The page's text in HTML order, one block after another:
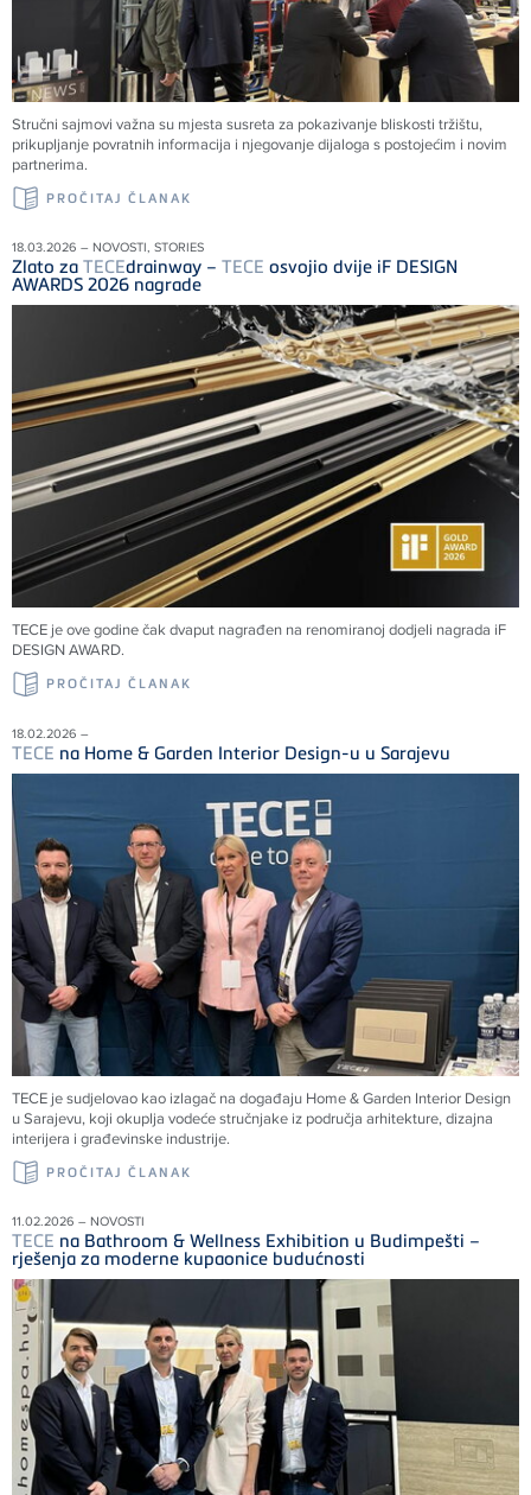
Stručni sajmovi važna su mjesta susreta za pokazivanje bliskosti tržištu,
prikupljanje povratnih informacija i njegovanje dijaloga s postojećim i novim
partnerima.
PROČITAJ ČLANAK
18.03.2026 – NOVOSTI, STORIES
Zlato za TECEdrainway – TECE osvojio dvije iF DESIGN
AWARDS 2026 nagrade
TECE je ove godine čak dvaput nagrađen na renomiranoj dodjeli nagrada iF
DESIGN AWARD.
PROČITAJ ČLANAK
18.02.2026 –
TECE na Home & Garden Interior Design-u u Sarajevu
TECE je sudjelovao kao izlagač na događaju Home & Garden Interior Design
u Sarajevu, koji okuplja vodeće stručnjake iz područja arhitekture, dizajna
interijera i građevinske industrije.
PROČITAJ ČLANAK
11.02.2026 – NOVOSTI
TECE na Bathroom & Wellness Exhibition u Budimpešti –
rješenja za moderne kupaonice budućnosti